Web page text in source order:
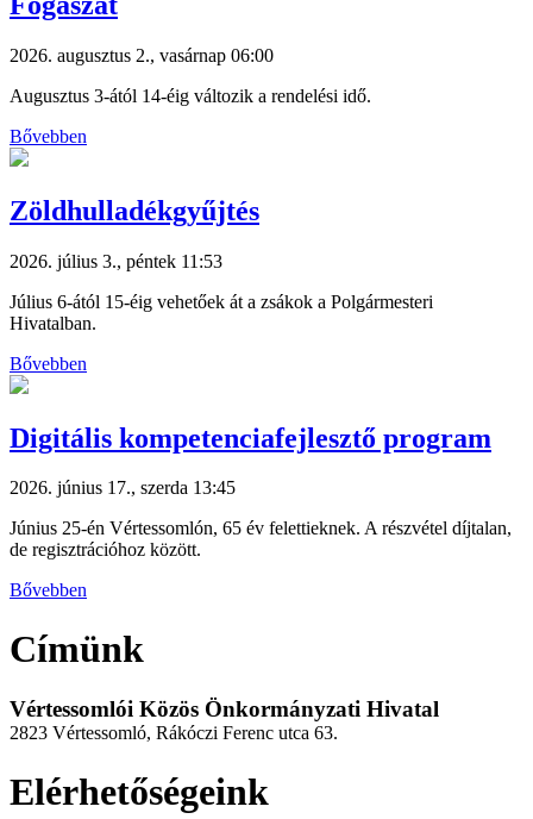
2026. augusztus 2., vasárnap 06:00
Augusztus 3-ától 14-éig változik a rendelési idő.
Bővebben
Zöldhulladékgyűjtés
2026. július 3., péntek 11:53
Július 6-ától 15-éig vehetőek át a zsákok a Polgármesteri
Hivatalban.
Bővebben
Digitális kompetenciafejlesztő program
2026. június 17., szerda 13:45
Június 25-én Vértessomlón, 65 év felettieknek. A részvétel díjtalan,
de regisztrációhoz között.
Bővebben
Címünk
Vértessomlói Közös Önkormányzati Hivatal
2823 Vértessomló, Rákóczi Ferenc utca 63.
Elérhetőségeink